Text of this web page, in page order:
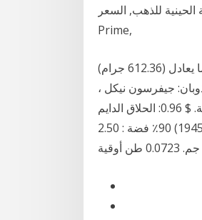
القيمة الحينية للذهب, السعر,
Prime,
أما نصاب الزكاة من الفضة فهو يحسب أيضاً بالأوقية، ويبلغ 21 أوقية من الفضة، أي ما يعادل (612.36 جرام)
قيمة ذوبان: جيفرسون نيكل ،
سبائك الفضة زمن الحرب (1942-1945) 35 ٪ فضة : 5.00 غرام : 0.0563 طن أوقية. $ 0.96: الحلاق الدايم
(1892-1916) 90٪ فضة : 2.50 جم. 0.0723 طن أوقية. $ 1.23: الزئبق الدايم (1916-1945) 90٪ فضة : 2.50
جم. 0.0723 طن أوقية